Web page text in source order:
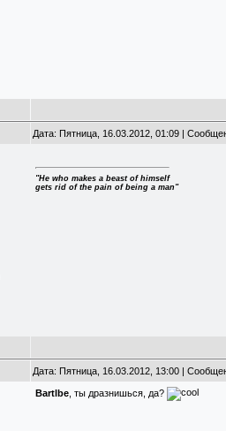
Дата: Пятница, 16.03.2012, 01:09 |
"He who makes a beast of himself
gets rid of the pain of being a man"
Дата: Пятница, 16.03.2012, 13:00 |
Bartlbe , ты дразнишься, да?